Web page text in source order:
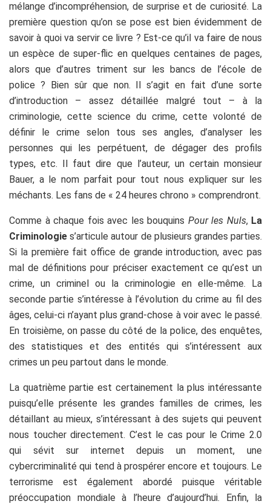
mélange d’incompréhension, de surprise et de curiosité. La
première question qu’on se pose est bien évidemment de
savoir à quoi va servir ce livre ? Est-ce qu’il va faire de nous
un espèce de super-flic en quelques centaines de pages,
alors que d’autres triment sur les bancs de l’école de
police ? Bien sûr que non. Il s’agit en fait d’une sorte
d’introduction – assez détaillée malgré tout – à la
criminologie, cette science du crime, cette volonté de
définir le crime selon tous ses angles, d’analyser les
personnes qui les perpétuent, de dégager des profils
types, etc. Il faut dire que l’auteur, un certain monsieur
Bauer, a le nom parfait pour tout nous expliquer sur les
méchants. Les fans de « 24 heures chrono » comprendront.
Comme à chaque fois avec les bouquins Pour les Nuls, La
Criminologie s’articule autour de plusieurs grandes parties.
Si la première fait office de grande introduction, avec pas
mal de définitions pour préciser exactement ce qu’est un
crime, un criminel ou la criminologie en elle-même. La
seconde partie s’intéresse à l’évolution du crime au fil des
âges, celui-ci n’ayant plus grand-chose à voir avec le passé.
En troisième, on passe du côté de la police, des enquêtes,
des statistiques et des entités qui s’intéressent aux
crimes un peu partout dans le monde.
La quatrième partie est certainement la plus intéressante
puisqu’elle présente les grandes familles de crimes, les
détaillant au mieux, s’intéressant à des sujets qui peuvent
nous toucher directement. C’est le cas pour le Crime 2.0
qui sévit sur internet depuis un moment, une
cybercriminalité qui tend à prospérer encore et toujours. Le
terrorisme est également abordé puisque véritable
préoccupation mondiale à l’heure d’aujourd’hui. Enfin, la